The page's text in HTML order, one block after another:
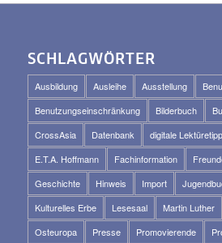
SCHLAGWÖRTER
Ausbildung Ausleihe Ausstellung
Benutzungseinschränkung
Bilderbuch
CrossAsia
Datenbank digitale
E.T.A. Hoffmann
Fachinformation
Geschichte
Hinweis Import
Kulturelles Erbe
Lesesaal Martin Luther
Osteuropa
Presse Promovierende